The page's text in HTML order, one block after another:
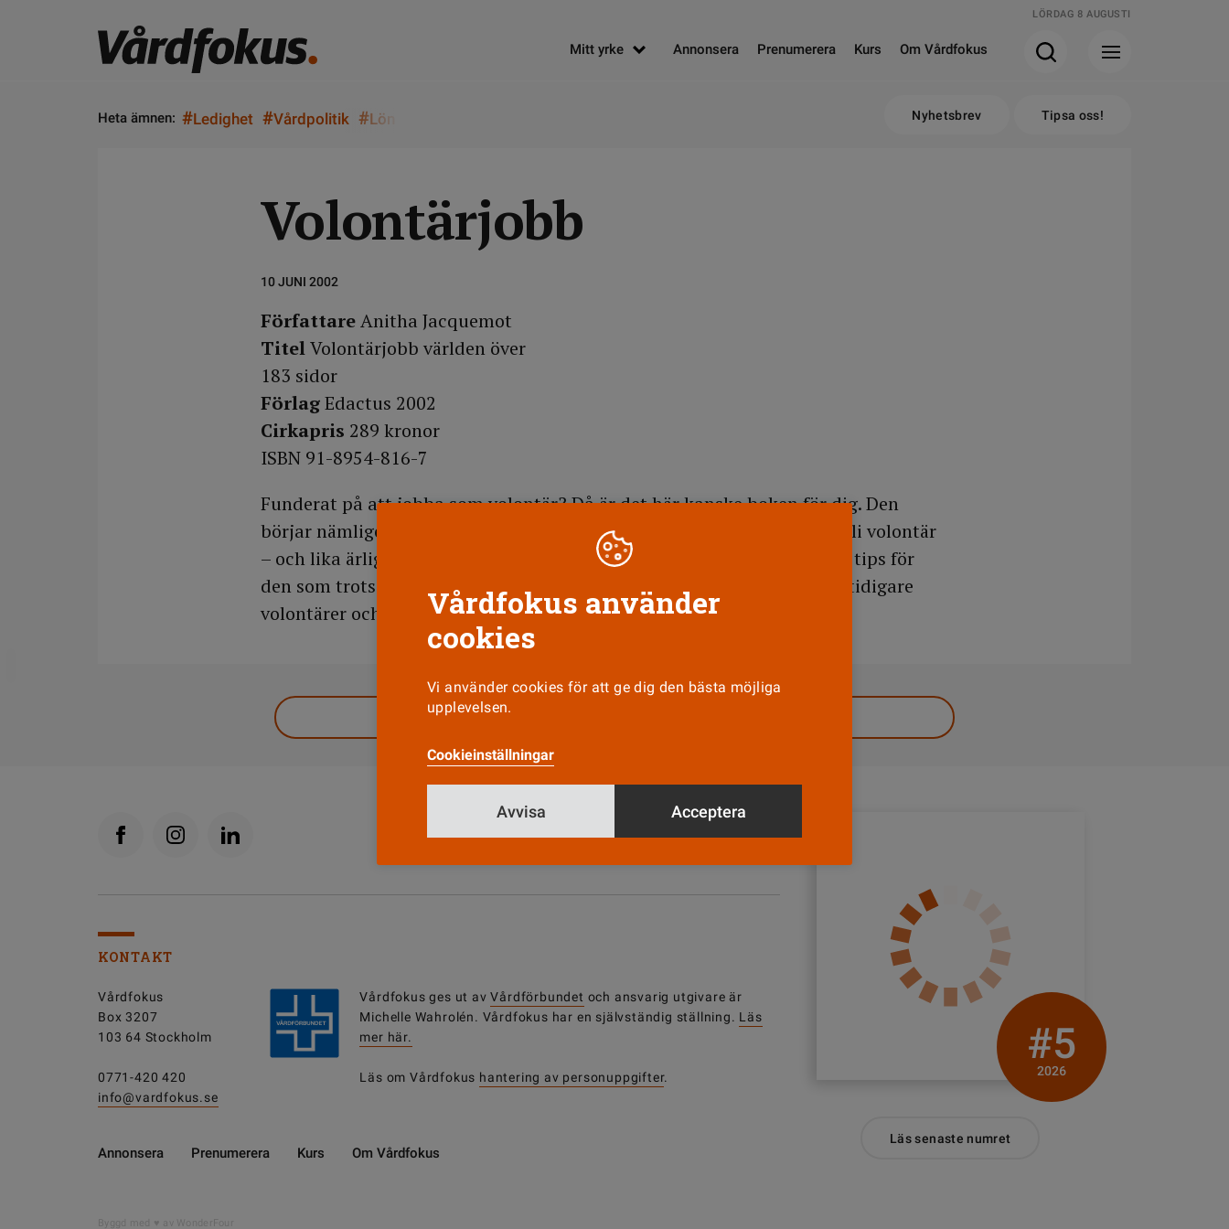
LÖRDAG 8 AUGUSTI
Mitt yrke Annonsera Prenumerera Kurs Om Vårdfokus
Heta ämnen: #Ledighet #Vårdpolitik #Lön Nyhetsbrev Tipsa oss!
Volontärjobb
10 JUNI 2002
FörfattareAnitha Jacquemot
TitelVolontärjobb världen över
183 sidor
FörlagEdactus 2002
Cirkapris 289 kronor
ISBN 91-8954-816-7
Funderat på att jobba som volontär? Då är det här kanske boken för dig. Den
börjar nämligen med att be dig ärligt svara på varför du tänkt dig att bli volontär
– och lika ärligt avråda dig i vissa fall. I övrigt innehåller den praktiska tips för
den som trots allt vidhåller sin önskan att bli volontär, intervjuer med tidigare
volontärer och adresser till en lång rad volontärorganisationer.
KONTAKT
Vårdfokus
Box 3207
103 64 Stockholm
0771-420 420
info@vardfokus.se
Vårdfokus ges ut avVårdförbundet och ansvarig utgivare är
Michelle Wahrolén. Vårdfokus har en självständig ställning. Läs
mer här.
Läs om Vårdfokus hantering av personuppgifter.
Annonsera Prenumerera Kurs Om Vårdfokus
#5
2026
Läs senaste numret
Byggd med av WonderFour
Vårdfokus använder
cookies
Vi använder cookies för att ge dig den bästa möjliga
upplevelsen.
Cookieinställningar
Avvisa Acceptera